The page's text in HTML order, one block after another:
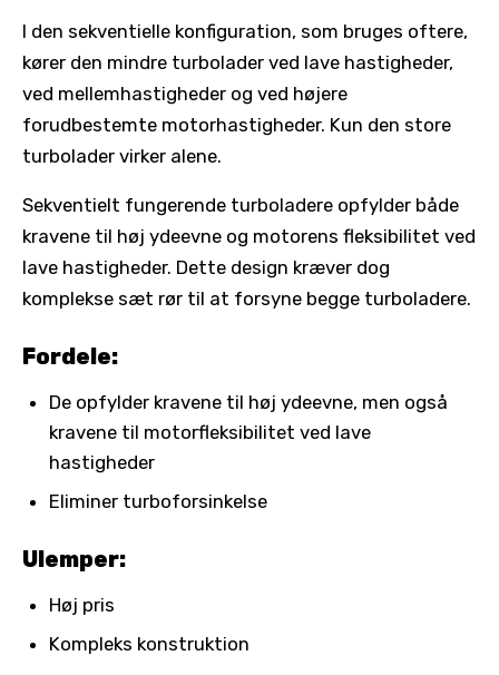
I den sekventielle konfiguration, som bruges oftere,
kører den mindre turbolader ved lave hastigheder,
ved mellemhastigheder og ved højere
forudbestemte motorhastigheder. Kun den store
turbolader virker alene.
Sekventielt fungerende turboladere opfylder både
kravene til høj ydeevne og motorens fleksibilitet ved
lave hastigheder. Dette design kræver dog
komplekse sæt rør til at forsyne begge turboladere.
Fordele:
De opfylder kravene til høj ydeevne, men også
kravene til motorfleksibilitet ved lave
hastigheder
Eliminer turboforsinkelse
Ulemper:
Høj pris
Kompleks konstruktion